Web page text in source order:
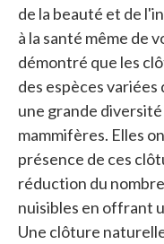
de la beauté et de
à la santé même de
démontré que les
des espèces
une grande
mammifères. Elles
présence de ces
réduction du
nuisibles en offrant
Une clôture